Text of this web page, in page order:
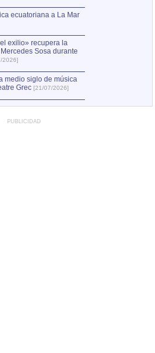
ecuatoriana a La Mar
exilio» recupera la
Sosa durante
2026]
medio siglo de música
Grec [21/07/2026]
PUBLICIDAD